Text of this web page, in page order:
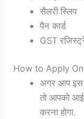
सैलरी स्लिप
पैन कार्ड
GST
How to Apply
अगर आप इस
तो आपको
करना होगा.